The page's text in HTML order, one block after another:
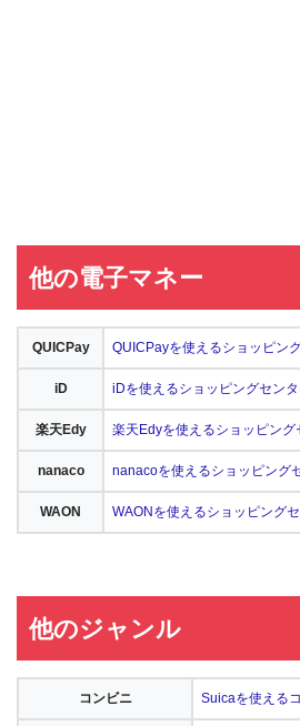
他の電子マネー
QUICPay QUICPayを使えるショッピン
iD iDを使えるショッピングセン
楽天Edy 楽天Edyを使えるショッピン
nanaco nanacoを使えるショッピング
WAON WAONを使えるショッピング
他のジャンル
コンビニ Suicaを使える